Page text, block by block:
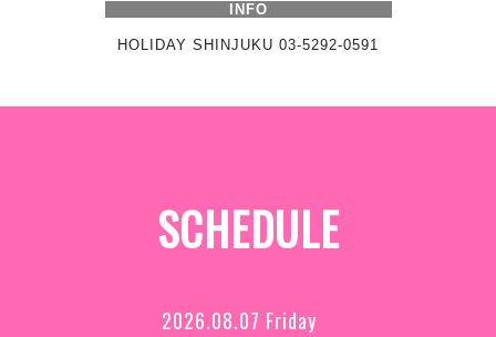
INFO
HOLIDAY SHINJUKU 03-5292-0591
SCHEDULE
2026.08.07 Friday